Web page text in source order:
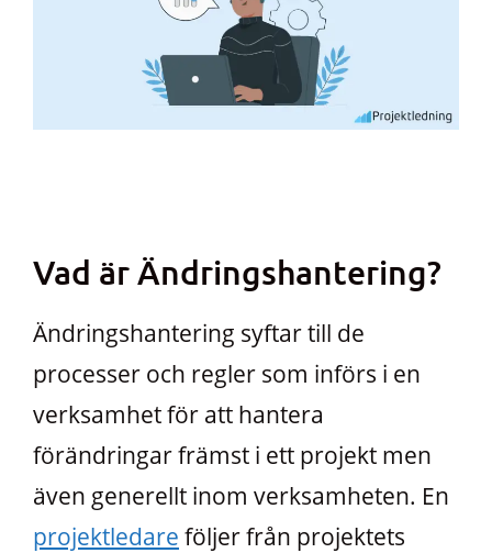
Vad är Ändringshantering?
Ändringshantering syftar till de
processer och regler som införs i en
verksamhet för att hantera
förändringar främst i ett projekt men
även generellt inom verksamheten. En
projektledare följer från projektets